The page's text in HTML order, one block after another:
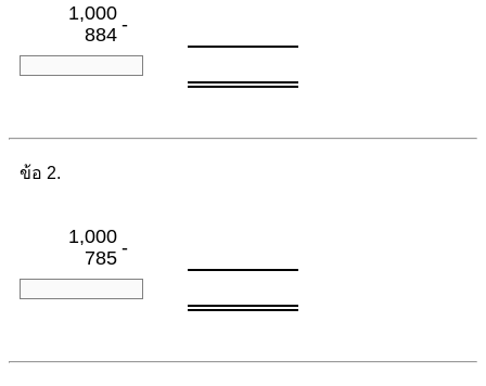
1,000-
884
ข้อ 2.
1,000-
785